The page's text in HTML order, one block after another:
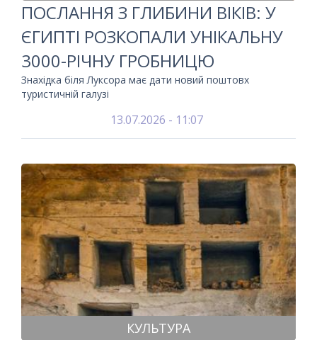
ПОСЛАННЯ З ГЛИБИНИ ВІКІВ: У
ЄГИПТІ РОЗКОПАЛИ УНІКАЛЬНУ
3000-РІЧНУ ГРОБНИЦЮ
Знахідка біля Луксора має дати новий поштовх
туристичній галузі
13.07.2026 - 11:07
КУЛЬТУРА